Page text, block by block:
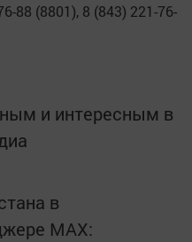
88 (8801), 8 (843) 221-76-
и интересным в
в
MАХ: